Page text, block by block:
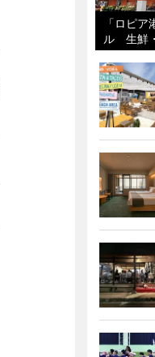
「ロピ
ル 生鮮